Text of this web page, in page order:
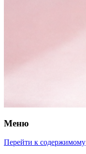
Меню
Перейти к содержимому